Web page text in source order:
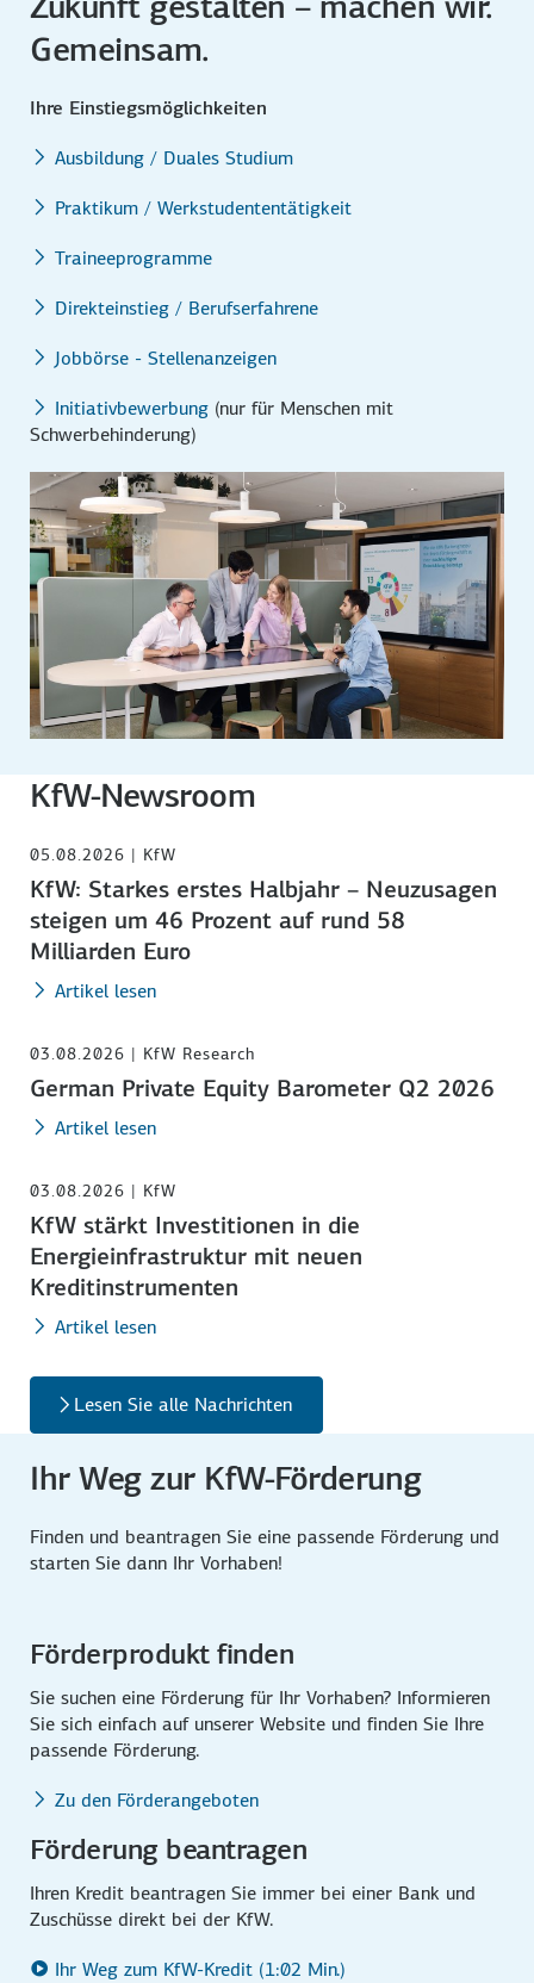
Gemeinsam.
Ihre Einstiegsmöglichkeiten
Ausbildung / Duales Studium
Praktikum / Werkstudententätigkeit
Traineeprogramme
Direkteinstieg / Berufserfahrene
Jobbörse - Stellenanzeigen
Initiativbewerbung (nur für Menschen mit
Schwerbehinderung)
KfW-Newsroom
05.08.2026 | KfW
KfW: Starkes erstes Halbjahr – Neuzusagen
steigen um 46 Prozent auf rund 58
Milliarden Euro
Artikel lesen
03.08.2026 | KfW Research
German Private Equity Barometer Q2 2026
Artikel lesen
03.08.2026 | KfW
KfW stärkt Investitionen in die
Energieinfrastruktur mit neuen
Kreditinstrumenten
Artikel lesen
Lesen Sie alle Nachrichten
Ihr Weg zur KfW-Förderung
Finden und beantragen Sie eine passende Förderung und
starten Sie dann Ihr Vorhaben!
Förderprodukt finden
Sie suchen eine Förderung für Ihr Vorhaben? Informieren
Sie sich einfach auf unserer Website und finden Sie Ihre
passende Förderung.
Zu den Förderangeboten
Förderung beantragen
Ihren Kredit beantragen Sie immer bei einer Bank und
Zuschüsse direkt bei der KfW.
Ihr Weg zum KfW-Kredit (1:02 Min.)